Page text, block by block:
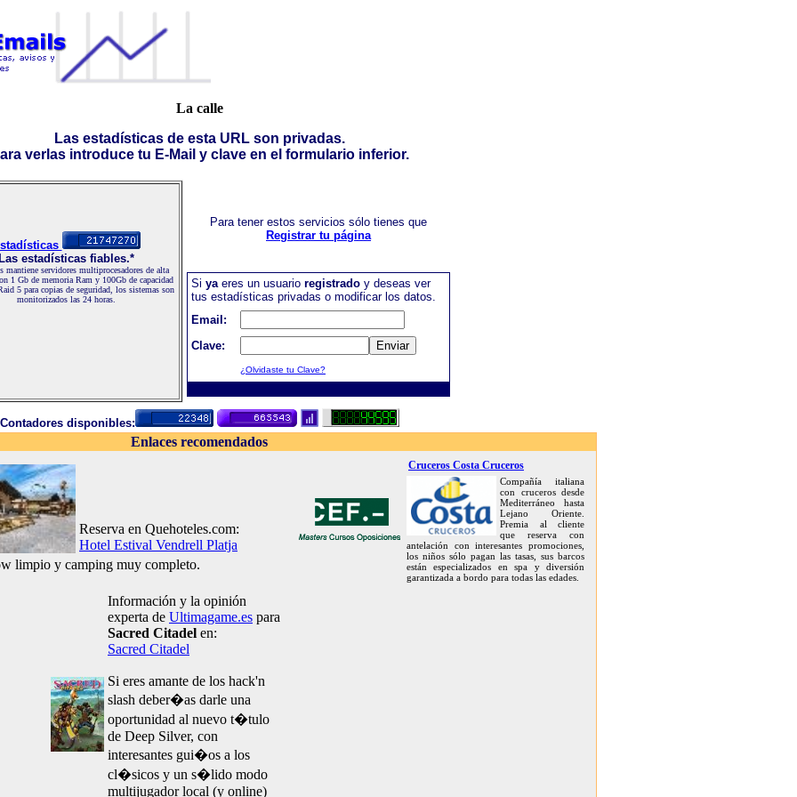
La calle
Las estadísticas de esta URL son privadas.
verlas introduce tu E-Mail y clave en el formulario inferior.
Las estadísticas fiables.*
mantiene servidores multiprocesadores de alta
1 Gb de memoria Ram y 100Gb de capacidad
5 para copias de seguridad, los sistemas son
monitorizados las 24 horas.
Para tener estos servicios sólo tienes que
Registrar tu página
Si yaeres un usuario registrado y deseas ver
tus estadísticas privadas o modificar los datos.
Email:
Clave:
¿Olvidaste tu Clave?
Contadores disponibles:
Enlaces recomendados
Reserva en Quehoteles.com:
Hotel Estival Vendrell Platja
limpio y camping muy completo.
Cruceros Costa Cruceros
Compañía italiana
con cruceros desde
Mediterráneo hasta
Lejano Oriente.
Premia al cliente
que reserva con
antelación con interesantes promociones,
los niños sólo pagan las tasas, sus barcos
están especializados en spa y diversión
garantizada a bordo para todas las edades.
Información y la opinión
experta de Ultimagame.es para
Sacred Citadel en:
Sacred Citadel
Si eres amante de los hack'n
slash deber�as darle una
oportunidad al nuevo t�tulo
de Deep Silver, con
interesantes gui�os a los
cl�sicos y un s�lido modo
multijugador local (y online)